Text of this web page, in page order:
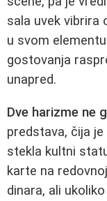
sala uvek vibrira
u svom
gostovanja
unapred.
Dve harizme ne
predstava, čija
stekla kultni
karte na
dinara, ali